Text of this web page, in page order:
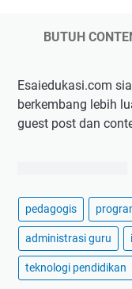
BUTUH
Esaiedukasi.com
berkembang lebih
guest post dan
pedagogis
administrasi guru
teknologi pendidikan